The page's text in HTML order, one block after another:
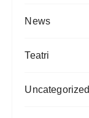
News
Teatri
Uncategorized